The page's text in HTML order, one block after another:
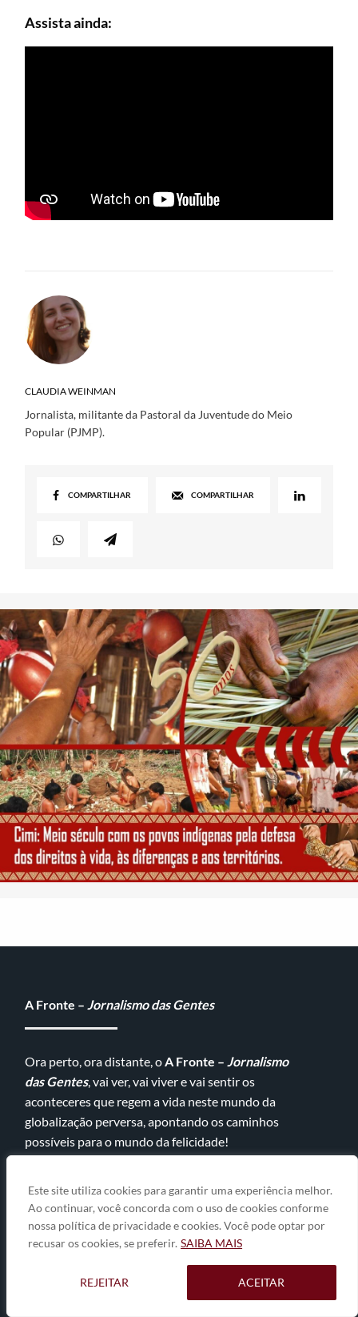
Este site utiliza cookies para garantir uma experiência melhor.
Ao continuar, você concorda com o uso de cookies conforme
nossa política de privacidade e cookies. Você pode optar por
recusar os cookies, se preferir. SAIBA MAIS
REJEITAR ACEITAR
Assista ainda:
CLAUDIA WEINMAN
Jornalista, militante da Pastoral da Juventude do Meio
Popular (PJMP).
COMPARTILHAR COMPARTILHAR
A Fronte – Jornalismo das Gentes
Ora perto, ora distante, oA Fronte – Jornalismo
das Gentes, vai ver, vai viver e vai sentir os
aconteceres que regem a vida neste mundo da
globalização perversa, apontando os caminhos
possíveis para o mundo da felicidade!